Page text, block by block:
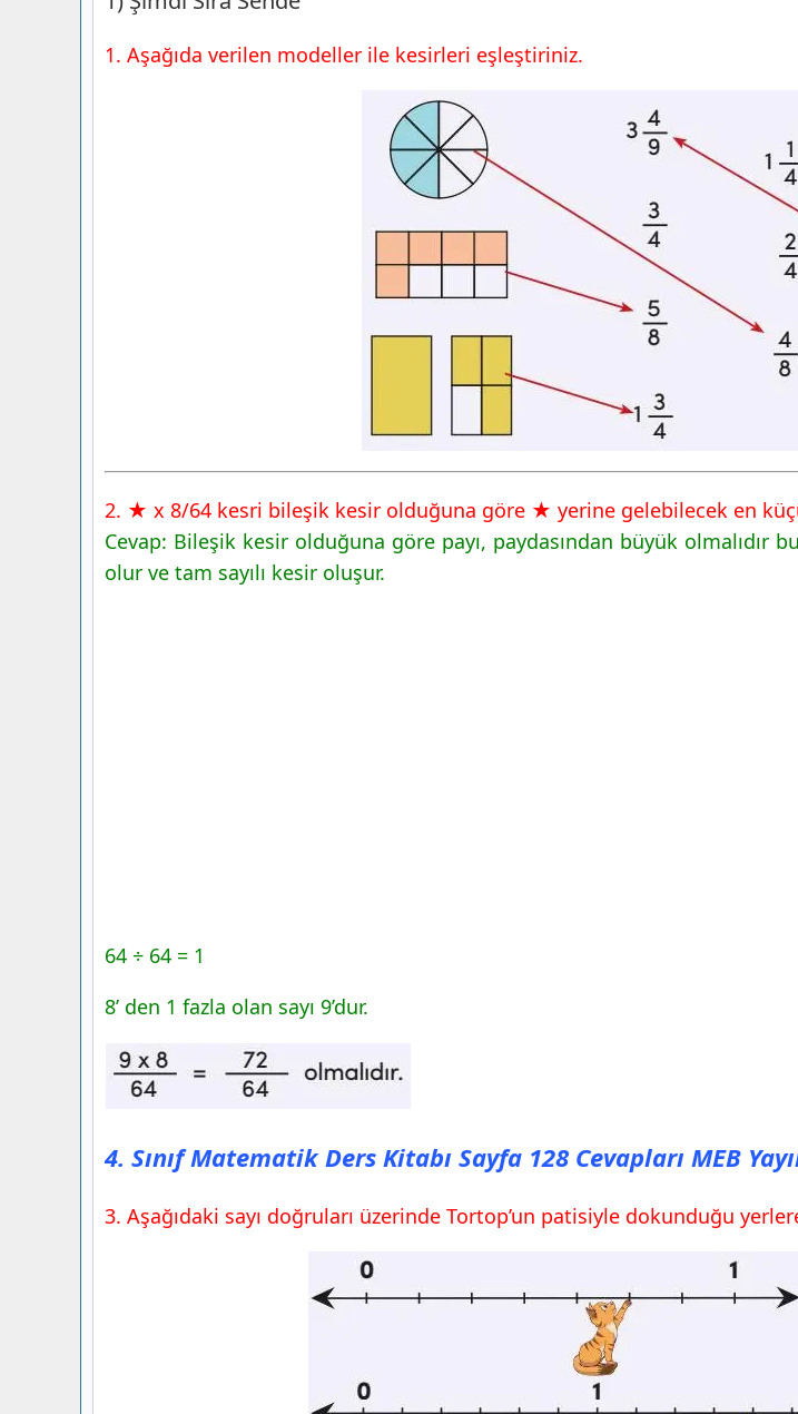
1. Aşağıda verilen modeller ile kesirleri eşleştiriniz.
2. ★ x 8/64 kesri bileşik kesir olduğuna göre ★ yerine gelebilecek en
Cevap: Bileşik kesir olduğuna göre payı, paydasından büyük
olur ve tam sayılı kesir oluşur.
64 ÷ 64 = 1
8’ den 1 fazla olan sayı 9’dur.
4. Sınıf Matematik Ders Kitabı Sayfa 128 Cevapları MEB
3. Aşağıdaki sayı doğruları üzerinde Tortop’un patisiyle dokunduğu